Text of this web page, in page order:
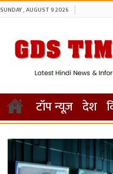
SUNDAY , AUGUST 9 2026
टॉप न्यूज़ देश